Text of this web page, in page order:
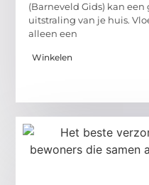
(Barneveld Gids) kan
uitstraling van je huis.
alleen een
Winkelen